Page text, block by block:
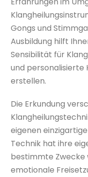
Gongs und
Ausbildung hilft
Sensibilität für
und personalisierte
erstellen.
Die Erkundung
eigenen
Technik hat ihre
bestimmte Zwecke
emotionale